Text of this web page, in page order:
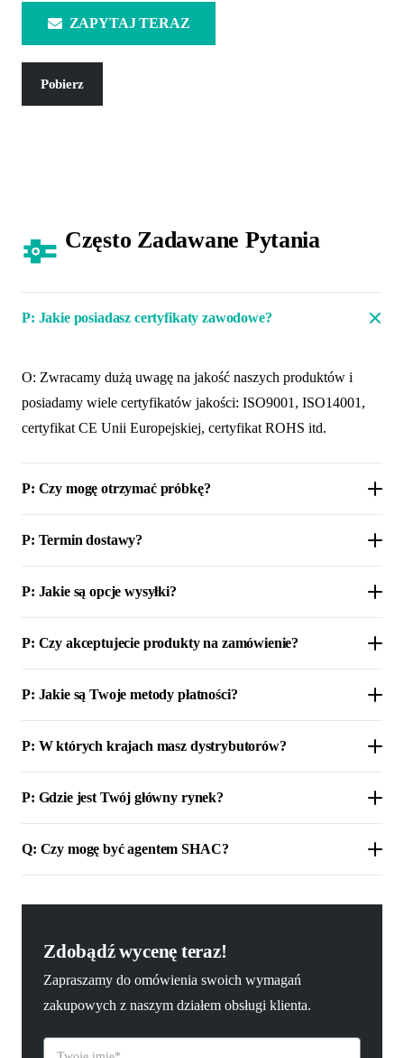
ZAPYTAJ TERAZ
Pobierz
Często Zadawane Pytania
P: Jakie posiadasz certyfikaty zawodowe?
O: Zwracamy dużą uwagę na jakość naszych produktów i
posiadamy wiele certyfikatów jakości: ISO9001, ISO14001,
certyfikat CE Unii Europejskiej, certyfikat ROHS itd.
P: Czy mogę otrzymać próbkę?
P: Termin dostawy?
P: Jakie są opcje wysyłki?
P: Czy akceptujecie produkty na zamówienie?
P: Jakie są Twoje metody płatności?
P: W których krajach masz dystrybutorów?
P: Gdzie jest Twój główny rynek?
Q: Czy mogę być agentem SHAC?
Zdobądź wycenę teraz!
Zapraszamy do omówienia swoich wymagań
zakupowych z naszym działem obsługi klienta.